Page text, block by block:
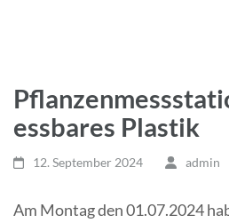
essbares Plastik
12. September 2024 admin
Am Montag den 01.07.2024